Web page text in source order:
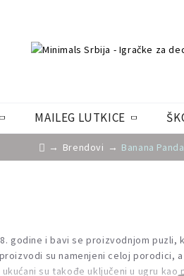
MAILEG LUTKICE
Brendovi Banana Panda
godine i bavi se proizvodnjom
su namenjeni celoj
su takođe uključeni u ugru kao